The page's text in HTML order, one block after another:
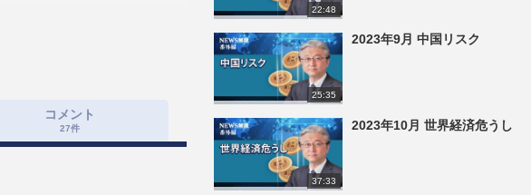
コメント
27件
22:48
25:35
2023年9月 中国リスク
37:33
2023年10月 世界経済危うし